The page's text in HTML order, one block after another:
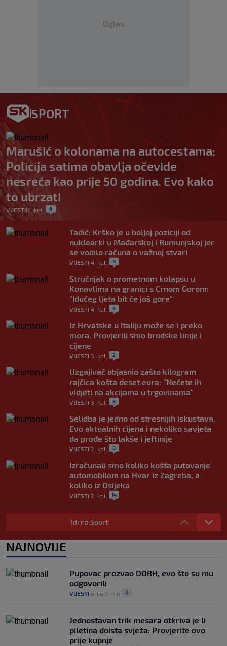
Oglas
SPORT
Marušić o kolonama na autocestama:
Policija satima obavlja očevide
nesreća kao prije 50 godina. Evo kako
to ubrzati
VIJESTI 4. kol. 6
Tadić: Krško je u boljoj poziciji od
nuklearki u Mađarskoj i Rumunjskoj jer
se vodilo računa o važnoj stvari
VIJESTI 4. kol. 5
Stručnjak o prometnom kolapsu u
Konavlima na granici s Crnom Gorom:
"Idućeg ljeta bit će još gore"
VIJESTI 4. kol. 3
Iz Hrvatske u Italiju može se i preko
mora. Provjerili smo brodske linije i
cijene
VIJESTI 3. kol. 2
Uzgajivač objasnio zašto kilogram
rajčica košta deset eura: "Nećete ih
vidjeti na akcijama u trgovinama"
VIJESTI 3. kol. 8
Selidba je jedno od stresnijih iskustava.
Evo aktualnih cijena i nekoliko savjeta
da prođe što lakše i jeftinije
VIJESTI 2. kol. 0
Izračunali smo koliko košta putovanje
automobilom na Hvar iz Zagreba, a
koliko iz Osijeka
VIJESTI 2. kol. 14
"Kći je otišla na more, a zaboravila
zdravstvenu iskaznicu". Kakva su prava
pacijenata izvan mjesta prebivališta?
1
junaci naših priča budu oni koji pomažu,
a ne oni koji su pobijedili nekoga"
VIJESTI
Idi na Sport
NAJNOVIJE
Pupovac prozvao DORH, evo što su mu
odgovorili
VIJESTI prije 0 min 0
Jednostavan trik mesara otkriva je li
piletina doista svježa: Provjerite ovo
prije kupnje